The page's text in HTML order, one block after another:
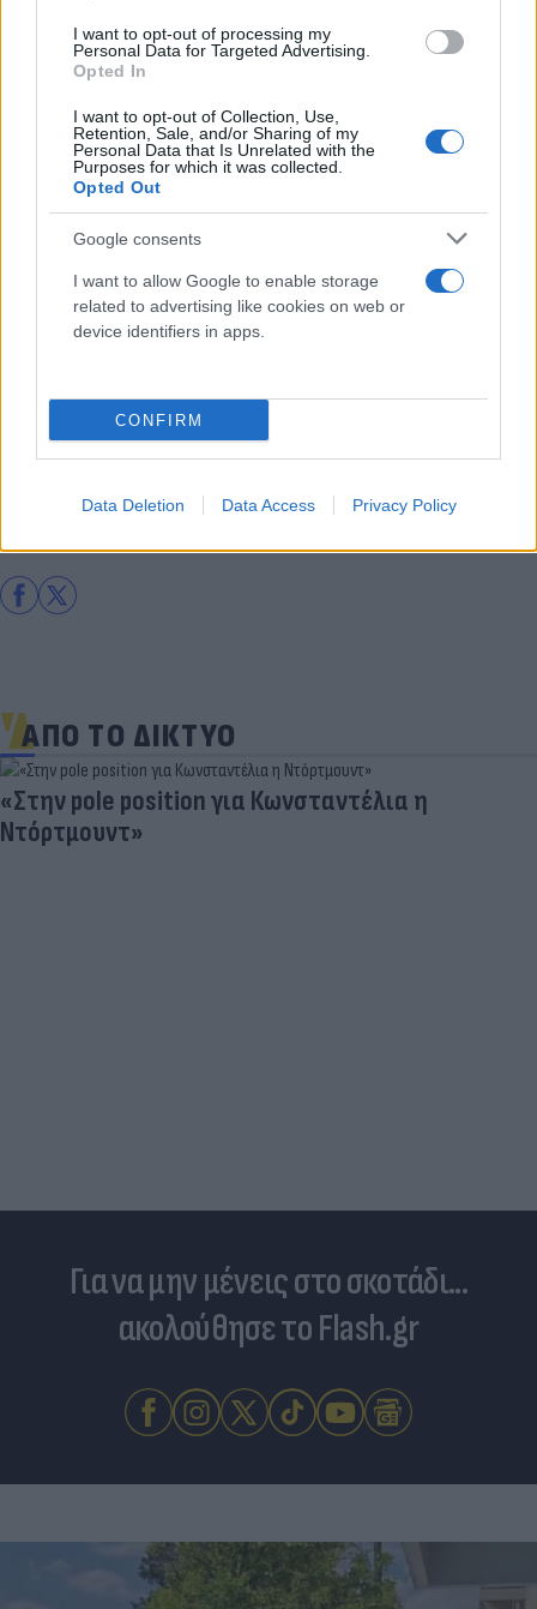
I want to opt-out of processing my
Personal Data for Targeted Advertising.
Opted In
I want to opt-out of Collection, Use,
Retention, Sale, and/or Sharing of my
Personal Data that Is Unrelated with the
Purposes for which it was collected.
Opted Out
Google consents
I want to allow Google to enable storage
related to advertising like cookies on web or
device identifiers in apps.
CONFIRM
Data Deletion Data Access Privacy Policy
και της Nottingham Forest. Είναι εν ενεργεία
διεθνής με την εθνική Ιράν. Ο ποδοσφαιριστής θα
έρθει στην Κύπρο για ολοκλήρωση της συμφωνίας».
Κάνε κλικ και δες περισσότερο
Flash.gr
στην αναζήτηση της
Διάβασε περισσότερα
ΑΕΚ Καρίμ Ανσαριφάρντ
ΑΠΟ ΤΟ ΔΙΚΤΥΟ
«Στην pole position για Κωνσταντέλια η
Ντόρτμουντ»
Για να μην μένεις στο σκοτάδι...
ακολούθησε το Flash.gr